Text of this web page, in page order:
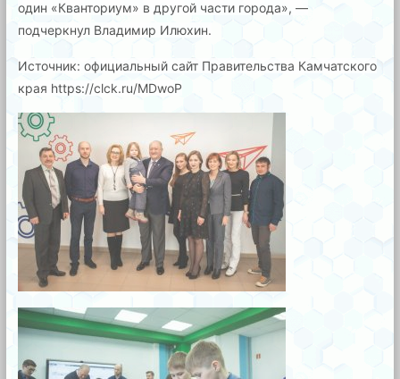
один «Кванториум» в другой части города», —
подчеркнул Владимир Илюхин.
Источник: официальный сайт Правительства Камчатского
края https://clck.ru/MDwoP